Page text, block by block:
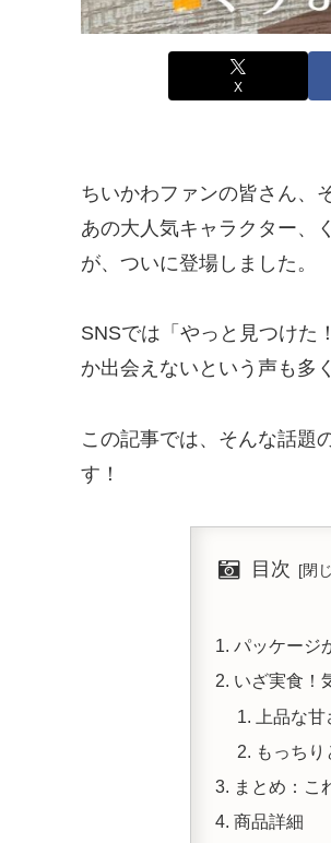
X
ちいかわファンの皆さん、
あの大人気キャラクター、
が、ついに登場しました。
SNSでは「やっと見つけた
か出会えないという声も多
この記事では、そんな話題
す！
目次
パッケージ
いざ実食！
上品な
もっち
まとめ：こ
商品詳細